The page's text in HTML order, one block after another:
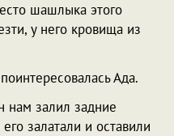
шашлыка этого
у него кровища из
Ада.
нам залил задние
залатали и оставили